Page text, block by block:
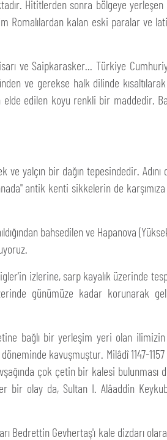
Hititlerden sonra bölgeye yerleşen
Romalılardan kalan eski paralar ve
ve Saipkarasker... Türkiye
ve gerekse halk dilinde
edilen koyu renkli bir maddedir.
yalçın bir dağın tepesindedir.
antik kenti sikkelerin de
bahsedilen ve Hapanova
izlerine, sarp kayalık üzerinde
günümüze kadar korunarak
bağlı bir yerleşim yeri olan ilimizin
kavuşmuştur. Milâdî 1147-
çok çetin bir kalesi bulunması
bir olay da, Sultan I. Alâaddin
Bedrettin Gevhertaş'ı kale dizdarı